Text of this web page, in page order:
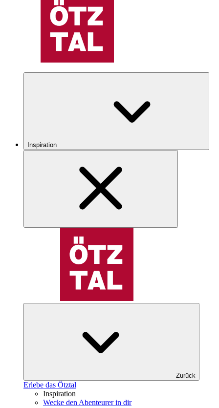
Inspiration
Zurück
Erlebe das Ötztal
Inspiration
Wecke den Abenteurer in dir